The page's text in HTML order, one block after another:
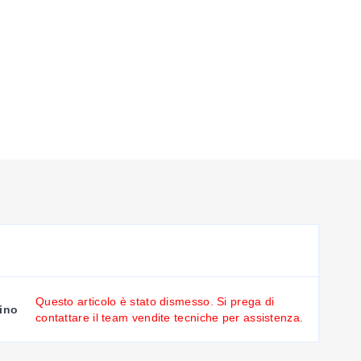
Questo articolo è stato dismesso. Si prega di
contattare il team vendite tecniche per assistenza.